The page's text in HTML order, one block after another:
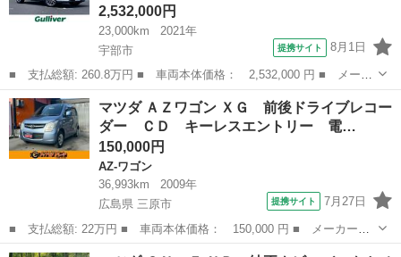
2,532,000円
23,000km
2021年
宇部市
提携サイト 8月1日
■ 支払総額: 260.8万円 ■ 車両本体価格： 2,532,000 円 ■ メーカ
ー名： マツダ ■ 車種名： ＣＸ－８ ■ グレード名： ＸＤプロ
アクティブ 純正１０インチディスプレイオーディオメモリナビ フ
ルセグＴ...
山口 宇部市 マツダ
マツダ ＡＺワゴン ＸＧ 前後ドライブレコー
ダー ＣＤ キーレスエントリー 電…
150,000円
AZ-ワゴン
36,993km
2009年
広島県 三原市
提携サイト 7月27日
■ 支払総額: 22万円 ■ 車両本体価格： 150,000 円 ■ メーカー
名： マツダ ■ 車種名： ＡＺワゴン ■ グレード名： ＸＧ 前
広島 三原市 AZ-ワゴン